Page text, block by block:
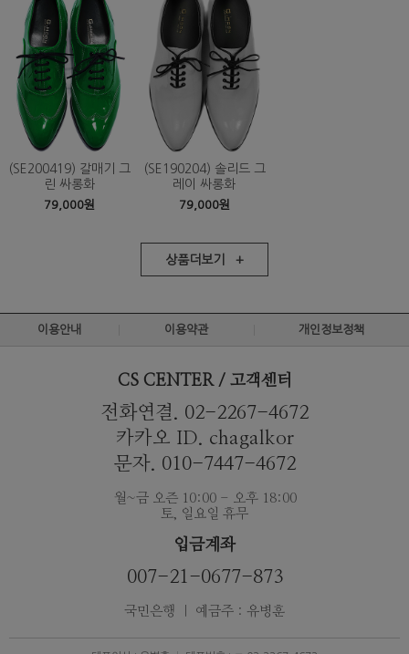
(SE200419) 갈매기 그
린 싸롱화
79,000원
(SE190204) 솔리드 그
레이 싸롱화
79,000원
상품더보기 +
이용안내 이용약관 개인정보정책
CS CENTER / 고객센터
전화연결. 02-2267-4672
카카오 ID. chagalkor
문자. 010-7447-4672
월~금 오즌 10:00 - 오후 18:00
토, 일요일 휴무
입금계좌
007-21-0677-873
국민은행 ｜ 예금주 : 유병훈